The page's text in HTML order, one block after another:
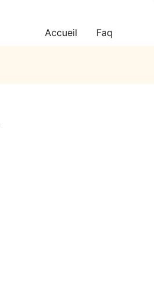
Accueil
Faq